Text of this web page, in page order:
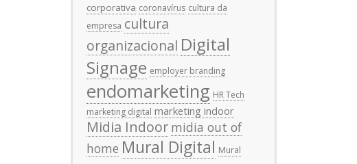
corporativa coronavírus cultura da
empresa cultura
organizacional Digital
Signage employer branding
endomarketing HR Tech
marketing digital marketing indoor
Midia Indoor midia out of
home Mural Digital Mural